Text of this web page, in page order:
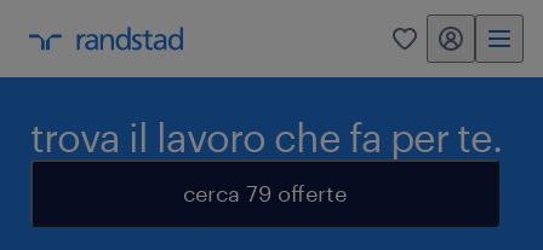
0 my randstad
trova il lavoro che fa per te.
cerca 79 offerte